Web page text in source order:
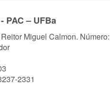
PAC – UFBa
Miguel Calmon.
2331